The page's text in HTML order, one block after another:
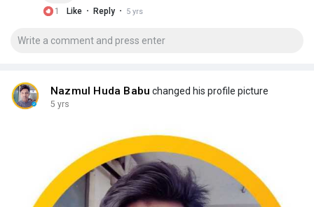
1 Like · Reply · 5 yrs
Nazmul Huda Babu changed his profile picture
5 yrs